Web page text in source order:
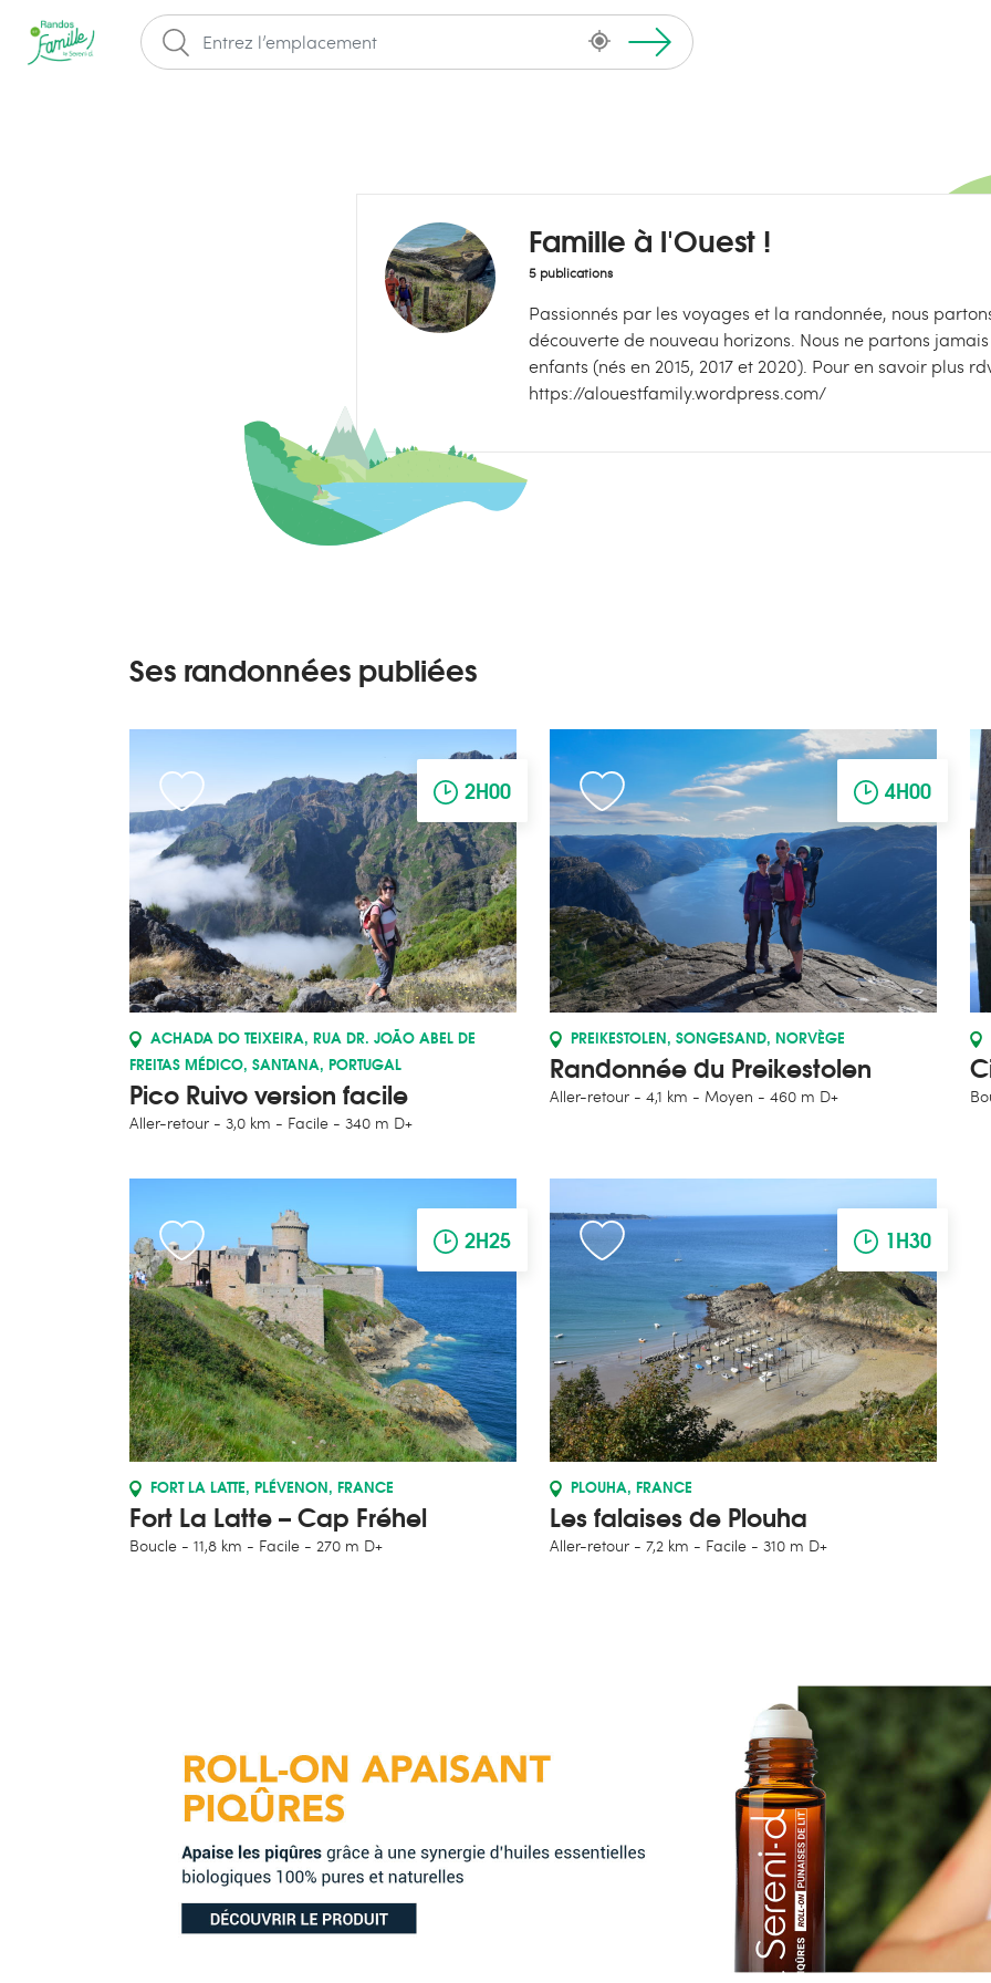
Famille à l'Ouest !
5 publications
Passionnés par les voyages et la randonnée, nous
découverte de nouveau horizons. Nous ne partons jamais
enfants (nés en 2015, 2017 et 2020). Pour en savoir plus
https://alouestfamily.wordpress.com/
Ses randonnées publiées
2H00
ACHADA DO TEIXEIRA, RUA DR. JOÃO ABEL DE
FREITAS MÉDICO, SANTANA, PORTUGAL
Pico Ruivo version facile
Aller-retour 3,0 km Facile 340 m D+
4H00
PREIKESTOLEN, SONGESAND, NORVÈGE
Randonnée du Preikestolen
Aller-retour 4,1 km Moyen 460 m D+
2H25
FORT LA LATTE, PLÉVENON, FRANCE
Fort La Latte – Cap Fréhel
Boucle 11,8 km Facile 270 m D+
1H30
PLOUHA, FRANCE
Les falaises de Plouha
Aller-retour 7,2 km Facile 310 m D+